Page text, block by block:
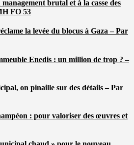
brutal et à la casse des
FO 53
la levée du blocus à Gaza – Par
Enedis : un million de trop ? –
on pinaille sur des détails – Par
: pour valoriser des œuvres et